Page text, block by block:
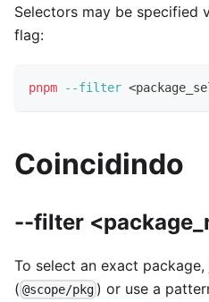
Selectors may be specified
flag:
pnpm --filter <
Coincidindo
--filter
To select an exact
( @scope/pkg ) or use a